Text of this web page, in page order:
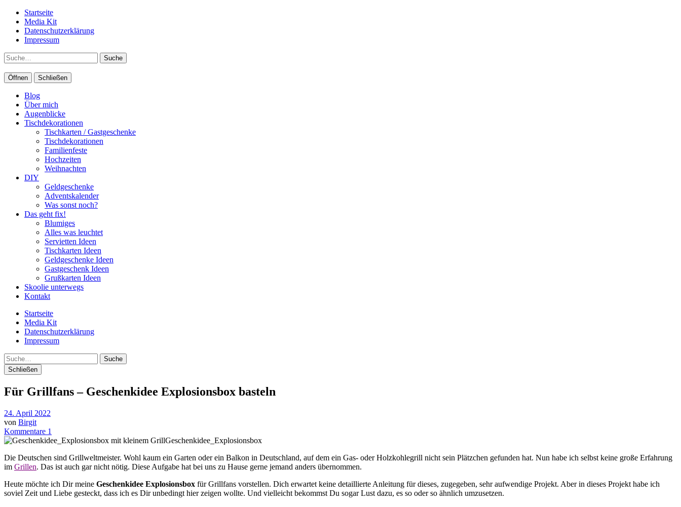
Startseite
Media Kit
Datenschutzerklärung
Impressum
Suche
Öffnen Schließen
Blog
Über mich
Augenblicke
Tischdekorationen
Tischkarten / Gastgeschenke
Tischdekorationen
Familienfeste
Hochzeiten
Weihnachten
DIY
Geldgeschenke
Adventskalender
Was sonst noch?
Das geht fix!
Blumiges
Alles was leuchtet
Servietten Ideen
Tischkarten Ideen
Geldgeschenke Ideen
Gastgeschenk Ideen
Grußkarten Ideen
Skoolie unterwegs
Kontakt
Startseite
Media Kit
Datenschutzerklärung
Impressum
Suche
Schließen
Für Grillfans – Geschenkidee Explosionsbox basteln
24. April 2022
von Birgit
Kommentare 1
Geschenkidee_Explosionsbox
Die Deutschen sind Grillweltmeister. Wohl kaum ein Garten oder ein Balkon in Deutschland, auf dem ein Gas- oder Holzkohlegrill nicht sein Plätzchen gefunden hat. Nun habe ich selbst keine große Erfahrung
im Grillen. Das ist auch gar nicht nötig. Diese Aufgabe hat bei uns zu Hause gerne jemand anders übernommen.
Heute möchte ich Dir meine Geschenkidee Explosionsbox für Grillfans vorstellen. Dich erwartet keine detaillierte Anleitung für dieses, zugegeben, sehr aufwendige Projekt. Aber in dieses Projekt habe ich
soviel Zeit und Liebe gesteckt, dass ich es Dir unbedingt hier zeigen wollte. Und vielleicht bekommst Du sogar Lust dazu, es so oder so ähnlich umzusetzen.